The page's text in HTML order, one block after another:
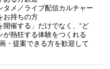
タメ／ライブ配信カルチャー
お持ちの方
催する」だけでなく、“ど
が熱狂する体験をつくれる
・提案できる方を歓迎して